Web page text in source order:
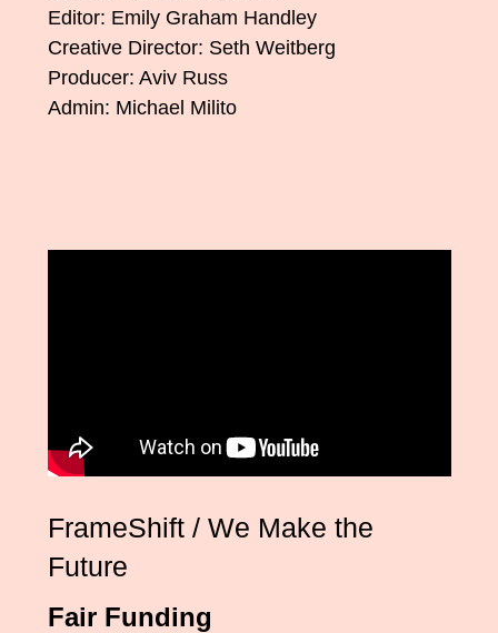
Editor: Emily Graham Handley
Creative Director: Seth Weitberg
Producer: Aviv Russ
Admin: Michael Milito
FrameShift / We Make the
Future
Fair Funding